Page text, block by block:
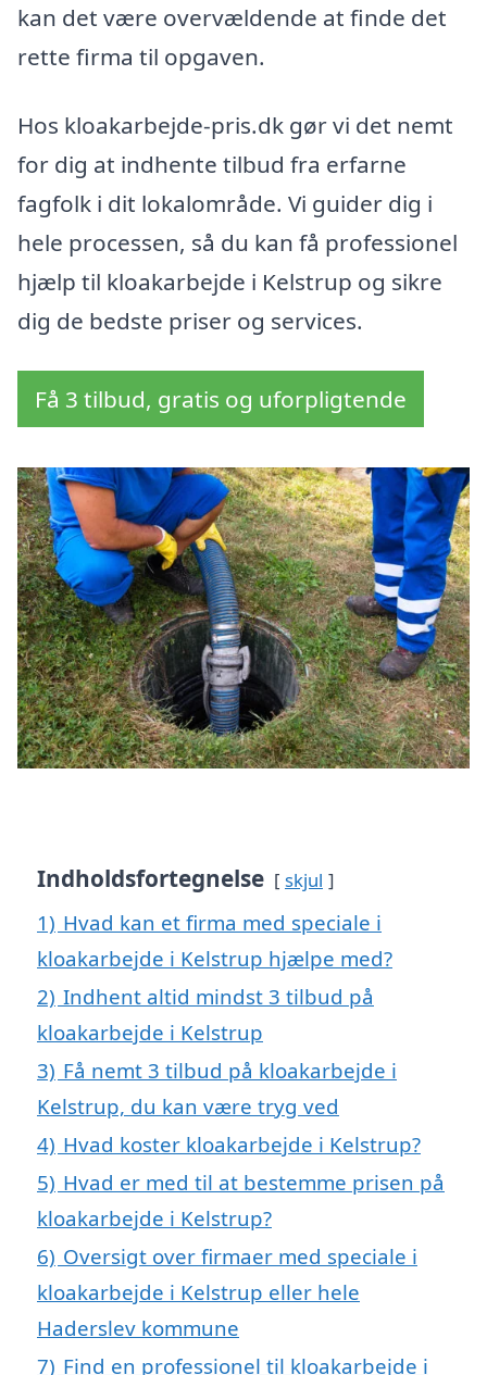
kan det være overvældende at finde det
rette firma til opgaven.
Hos kloakarbejde-pris.dk gør vi det nemt
for dig at indhente tilbud fra erfarne
fagfolk i dit lokalområde. Vi guider dig i
hele processen, så du kan få professionel
hjælp til kloakarbejde i Kelstrup og sikre
dig de bedste priser og services.
Få 3 tilbud, gratis og uforpligtende
Indholdsfortegnelse skjul
1) Hvad kan et firma med speciale i
kloakarbejde i Kelstrup hjælpe med?
2) Indhent altid mindst 3 tilbud på
kloakarbejde i Kelstrup
3) Få nemt 3 tilbud på kloakarbejde i
Kelstrup, du kan være tryg ved
4) Hvad koster kloakarbejde i Kelstrup?
5) Hvad er med til at bestemme prisen på
kloakarbejde i Kelstrup?
6) Oversigt over firmaer med speciale i
kloakarbejde i Kelstrup eller hele
Haderslev kommune
7) Find en professionel til kloakarbejde i